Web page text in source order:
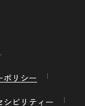
ポリシー
シビリティー